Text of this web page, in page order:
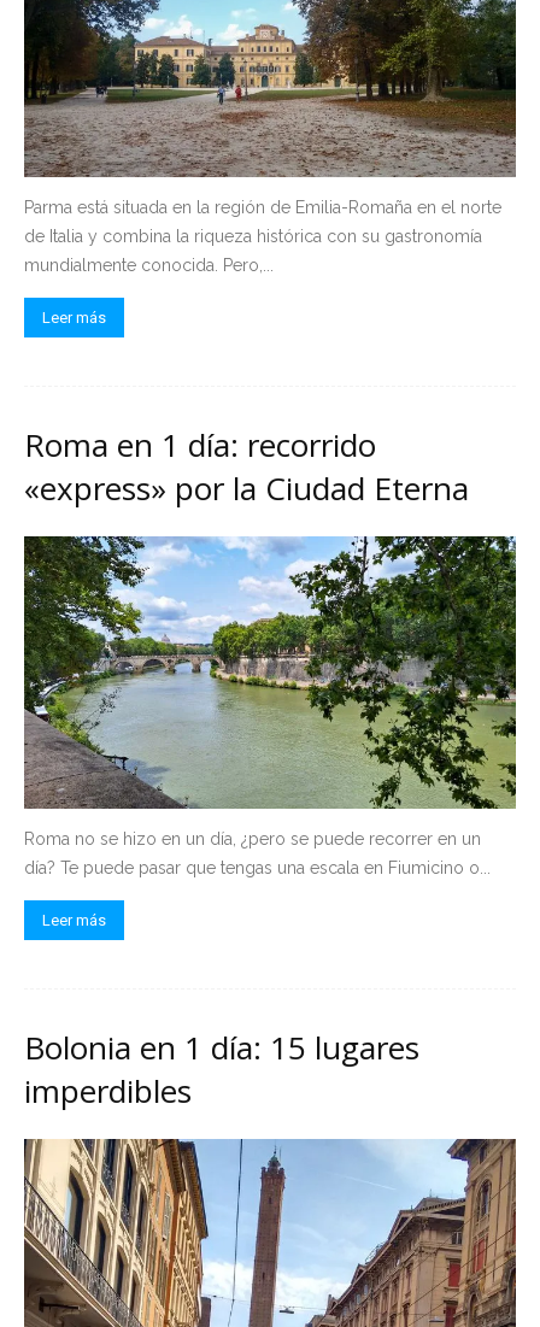
Parma está situada en la región de Emilia-Romaña en el norte
de Italia y combina la riqueza histórica con su gastronomía
mundialmente conocida. Pero,...
Leer más
Roma en 1 día: recorrido
«express» por la Ciudad Eterna
Roma no se hizo en un día, ¿pero se puede recorrer en un
día? Te puede pasar que tengas una escala en Fiumicino o...
Leer más
Bolonia en 1 día: 15 lugares
imperdibles